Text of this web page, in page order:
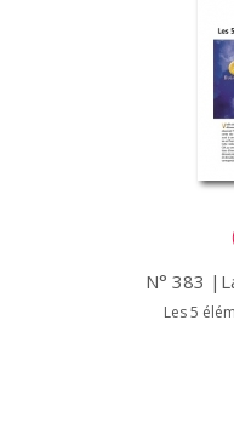
N° 383
Les 5